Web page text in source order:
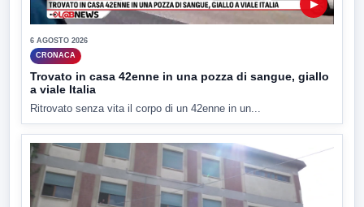
▶
6 AGOSTO 2026
CRONACA
Trovato in casa 42enne in una pozza di sangue, giallo
a viale Italia
Ritrovato senza vita il corpo di un 42enne in un...